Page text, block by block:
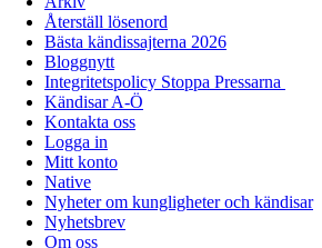
Återställ lösenord
Bästa kändissajterna 2026
Bloggnytt
Integritetspolicy Stoppa Pressarna
Kändisar A-Ö
Kontakta oss
Logga in
Mitt konto
Native
Nyheter om kungligheter och kändisar
Nyhetsbrev
Om oss